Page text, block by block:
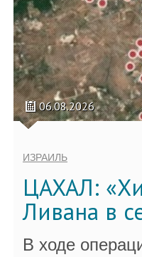
06.08.2026
ИЗРАИЛЬ
ЦАХАЛ:
Ливана в
В ходе